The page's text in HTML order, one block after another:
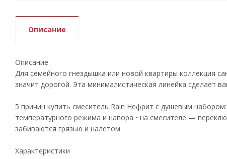
Описание
Описание
Для семейного гнездышка или новой квартиры коллекция
значит дорогой. Эта минималистическая линейка сделает
5 причин купить смеситель Rain Нефрит с душевым
температурного режима и напора • на смесителе —
забиваются грязью и налетом.
Характеристики